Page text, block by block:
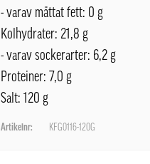
- varav mättat fett: 0 g
Kolhydrater: 21,8 g
- varav sockerarter: 6,2 g
Proteiner: 7,0 g
Salt: 120 g
Artikelnr: KFG0116-120G